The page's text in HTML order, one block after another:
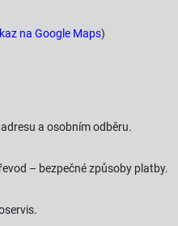
na Google Maps)
a osobním odběru.
– bezpečné způsoby platby.